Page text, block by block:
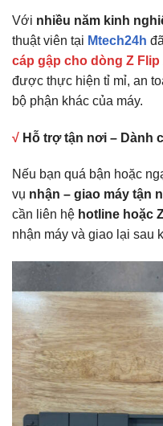
Với nhiều năm kinh
thuật viên tại Mtech24h
cáp gập cho dòng Z Flip
được thực hiện tỉ mỉ, an
bộ phận khác của máy.
√ Hỗ trợ tận nơi – Dành
Nếu bạn quá bận hoặc
vụ nhận – giao máy tận
cần liên hệ hotline hoặc
nhận máy và giao lại sau